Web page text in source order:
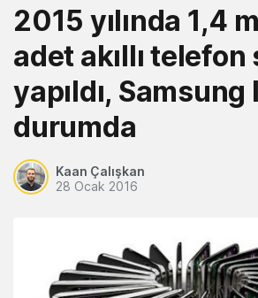
2015 yılında 1,4
adet akıllı telefon
yapıldı, Samsung
durumda
Kaan Çalışkan
28 Ocak 2016